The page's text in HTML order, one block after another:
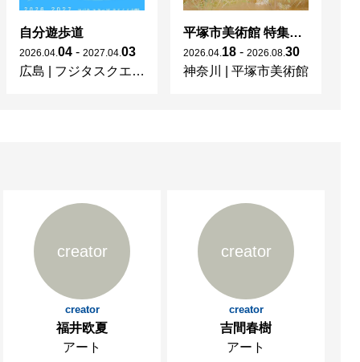
自分遊歩道
2026 04 04 - 2027 04 03
広島
フジタスクエアまるくる大野
平塚市美術館 特集展 花の表現、その多様性／特別展示 新収蔵品展
2026 04 18 - 2026 08 30
神奈川
平塚市美術館
creator
creator
福井欧夏
アート
creator
creator
吉間春樹
アート